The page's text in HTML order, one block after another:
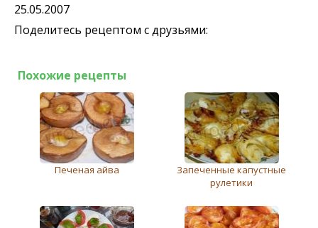
25.05.2007
Поделитесь рецептом с друзьями:
Похожие рецепты
Печеная айва
Запеченные капустные
рулетики